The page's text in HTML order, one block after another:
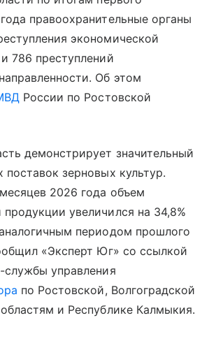
правоохранительные органы
экономической
786 преступлений
Об этом
России по Ростовской
демонстрирует значительный
поставок зерновых культур.
2026 года объем
увеличился на 34,8%
периодом прошлого
«Эксперт Юг» со ссылкой
службы управления
по Ростовской, Волгоградской
и Республике Калмыкия.